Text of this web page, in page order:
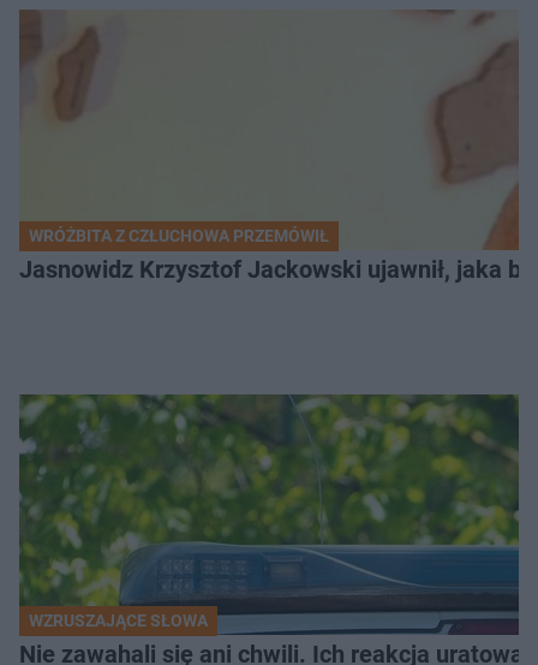
WRÓŻBITA Z CZŁUCHOWA PRZEMÓWIŁ
Jasnowidz Krzysztof Jackowski ujawnił, jaka
WZRUSZAJĄCE SŁOWA
Nie zawahali się ani chwili. Ich reakcja